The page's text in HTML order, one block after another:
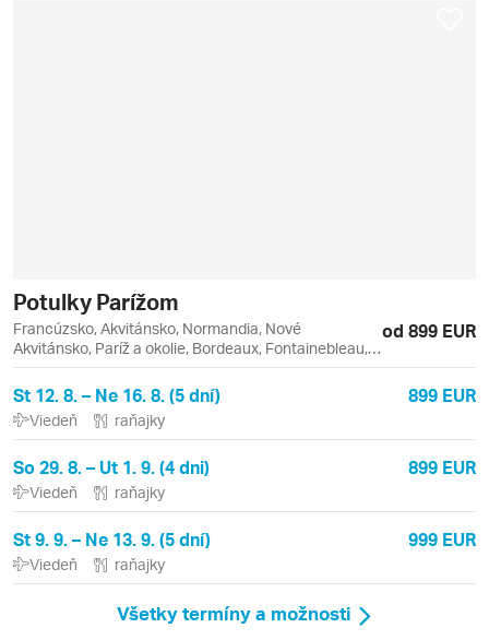
Potulky Parížom
Francúzsko, Akvitánsko, Normandia, Nové
Akvitánsko, Paríž a okolie, Bordeaux, Fontainebleau,
Giverny, Louvre, Montrouge, Paríž, Versailles
od 899 EUR
St 12. 8. – Ne 16. 8. (5 dní) 899 EUR
Viedeň raňajky
So 29. 8. – Ut 1. 9. (4 dni) 899 EUR
Viedeň raňajky
St 9. 9. – Ne 13. 9. (5 dní) 999 EUR
Viedeň raňajky
Všetky termíny a možnosti